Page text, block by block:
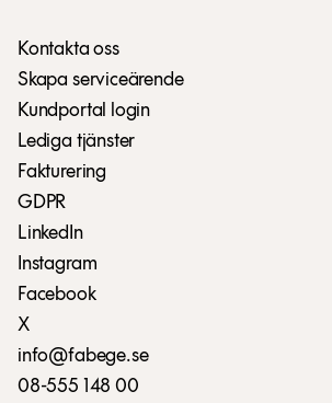
Kontakta oss
Skapa serviceärende
Kundportal login
Lediga tjänster
Fakturering
GDPR
LinkedIn
Instagram
Facebook
X
info@fabege.se
08-555 148 00